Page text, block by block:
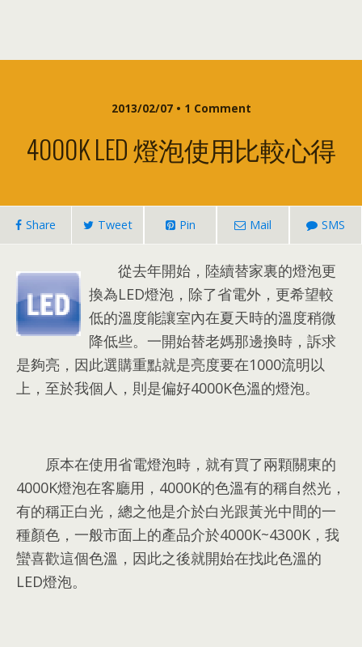
2013/02/07 • 1 Comment
4000K LED 燈泡使用比較心得
Share Tweet Pin Mail SMS
從去年開始，陸續替家裏的燈泡更
換為LED燈泡，除了省電外，更希望較
低的溫度能讓室內在夏天時的溫度稍微
降低些。一開始替老媽那邊換時，訴求
是夠亮，因此選購重點就是亮度要在1000流明以
上，至於我個人，則是偏好4000K色溫的燈泡。
原本在使用省電燈泡時 ， 就有買了兩顆關東的
4000K燈泡在客廳用 ，4000K的色溫有的稱自然光 ，
有的稱正白光 ， 總之他是介於白光跟黃光中間的一
種顏色 ， 一般市面上的產品介於4000K~4300K ， 我
蠻喜歡這個色溫 ， 因此之後就開始在找此色溫的
LED燈泡。